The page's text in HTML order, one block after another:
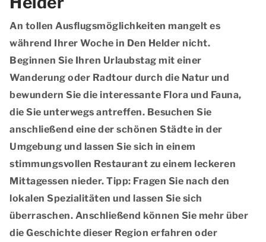
An tollen Ausflugsmöglichkeiten mangelt es
während Ihrer Woche in Den Helder nicht.
Beginnen Sie Ihren Urlaubstag mit einer
Wanderung oder Radtour durch die Natur und
bewundern Sie die interessante Flora und Fauna,
die Sie unterwegs antreffen. Besuchen Sie
anschließend eine der schönen Städte in der
Umgebung und lassen Sie sich in einem
stimmungsvollen Restaurant zu einem leckeren
Mittagessen nieder. Tipp: Fragen Sie nach den
lokalen Spezialitäten und lassen Sie sich
überraschen. Anschließend können Sie mehr über
die Geschichte dieser Region erfahren oder